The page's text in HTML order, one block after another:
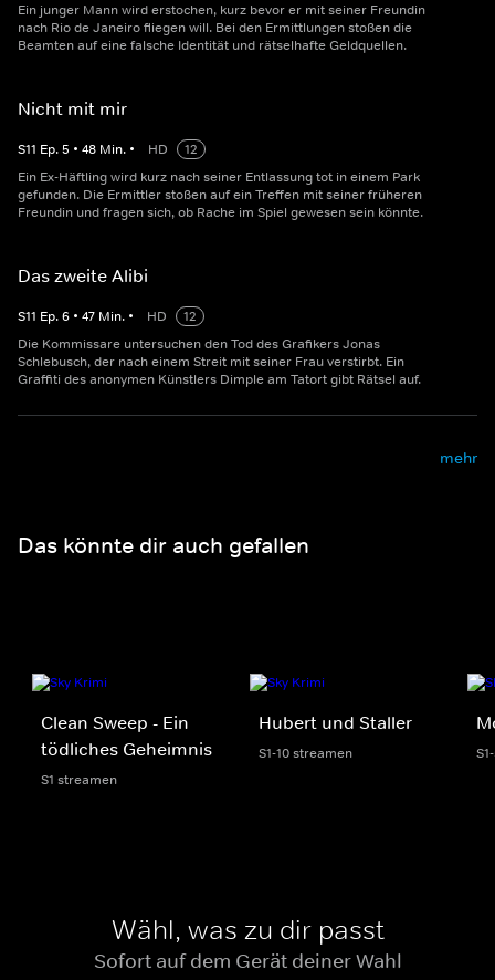
Ein junger Mann wird erstochen, kurz bevor er mit seiner Freundin
nach Rio de Janeiro fliegen will. Bei den Ermittlungen stoßen die
Beamten auf eine falsche Identität und rätselhafte Geldquellen.
Nicht mit mir
S11 Ep.5 • 48 Min. • HD
12
Ein Ex-Häftling wird kurz nach seiner Entlassung tot in einem Park
gefunden. Die Ermittler stoßen auf ein Treffen mit seiner früheren
Freundin und fragen sich, ob Rache im Spiel gewesen sein könnte.
Das zweite Alibi
S11 Ep.6 • 47 Min. • HD
12
Die Kommissare untersuchen den Tod des Grafikers Jonas
Schlebusch, der nach einem Streit mit seiner Frau verstirbt. Ein
Graffiti des anonymen Künstlers Dimple am Tatort gibt Rätsel auf.
mehr
Das könnte dir auch gefallen
Clean Sweep - Ein
tödliches Geheimnis
S1 streamen
Hubert und Staller
S1-10 streamen
Wähl, was zu dir passt
Sofort auf dem Gerät deiner Wahl